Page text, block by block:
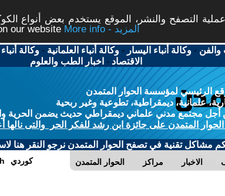
التصفح والنشر، الموقع يستخدم بعض أنواع
our website
More info - المزيد
والفن -وكالة أنباء اليسار -وكالة أنباء العلمانية -وكالة
الاقتصاد - اخبار الطب والعلوم
الرئيسي لمؤسسة الحوار المتمدن
علمانية، ديمقراطية، تطوعية وغير ربحية
مجتمع مدني علماني ديمقراطي حديث يضمن الحرية
المتمدن على جائزة ابن رشد للفكر الحر والتى نالها
مشاكل تقنية في تصفح الحوار المتمدن نرجو النقر هنا
الحوار المتمدن مراكز الاخبار كوردي